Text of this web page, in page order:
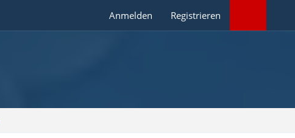
Anmelden Registrieren